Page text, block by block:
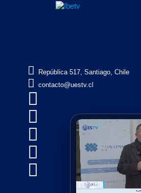
 República 517, Santiago, Chile
 contacto@uestv.cl




